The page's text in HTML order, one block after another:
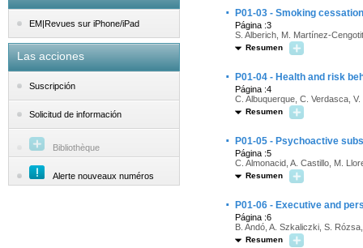
EM|Revues sur iPhone/iPad
Las acciones
Suscripción
Solicitud de información
Bibliothèque
Alerte nouveaux numéros
· P01-03 - Smoking
Página :3
S. Alberich, M. Martínez-
Resumen
· P01-04 - Health and risk
Página :4
C. Albuquerque, C. Verdasca,
Resumen
· P01-05 - Psychoactive
Página :5
C. Almonacid, A. Castillo, M.
Resumen
· P01-06 - Executive and
Página :6
B. Andó, A. Szkaliczki, S.
Resumen